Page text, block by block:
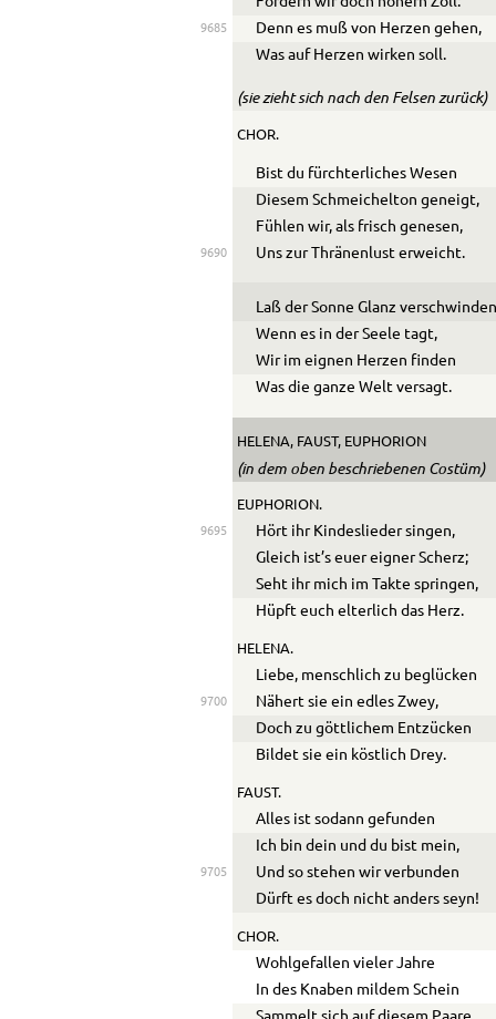
9685
Denn es muß von Herzen gehen,
Was auf Herzen wirken soll.
(sie zieht sich nach den Felsen zurück)
CHOR.
Bist du fürchterliches Wesen
Diesem Schmeichelton geneigt,
Fühlen wir, als frisch genesen,
9690 Uns zur Thränenlust erweicht.
Laß der Sonne Glanz
Wenn es in der Seele tagt,
Wir im eignen Herzen finden
Was die ganze Welt versagt.
HELENA, FAUST, EUPHORION
(in dem oben beschriebenen Costüm)
EUPHORION.
9695
Hört ihr Kindeslieder singen,
Gleich ist’s euer eigner Scherz;
Seht ihr mich im Takte springen,
Hüpft euch elterlich das Herz.
HELENA.
Liebe, menschlich zu beglücken
9700
Nähert sie ein edles Zwey,
Doch zu göttlichem Entzücken
Bildet sie ein köstlich Drey.
FAUST.
Alles ist sodann gefunden
Ich bin dein und du bist mein,
9705
Und so stehen wir verbunden
Dürft es doch nicht anders seyn!
CHOR.
Wohlgefallen vieler Jahre
In des Knaben mildem Schein